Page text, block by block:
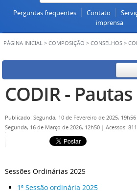
Perguntas frequentes Contato
imprensa
PÁGINA INICIAL > COMPOSIÇÃO > CONSELHOS >
CODIR -
Publicado: Segunda, 10 de Fevereiro de 2025, 19h56
Segunda, 16 de Março de 2026, 12h50 | Acessos:
Sessões Ordinárias 2025
1ª Sessão ordinária 2025